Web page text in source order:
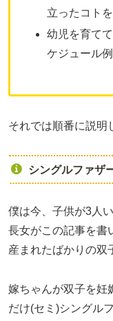
立ったコト
幼児を育て
ケジュール例
それでは順番に説明
シングルファザ
僕は今、子供が3人い
長女がこの記事を書
産まれたばかりの双
嫁ちゃんが双子を妊
だけ(セミ)シングル